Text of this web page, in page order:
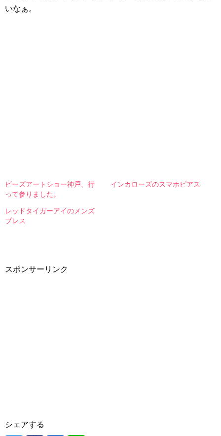
いなぁ。
ビーズアートショー神戸、行
って参りました。
インカローズのスマホピアス
レッドタイガーアイのメンズ
ブレス
スポンサーリンク
シェアする